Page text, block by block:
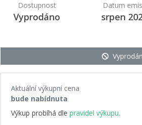
Dostupnost
Vyprodáno
Datum
srpen
Aktuální výkupní cena
bude nabídnuta
Výkup probíhá dle pravidel výkupu.